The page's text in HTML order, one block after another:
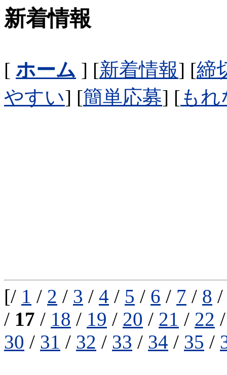
新着情報
[ ホーム ] [新着情報] [締
やすい] [簡単応募] [も
[/ 1 / 2 / 3 / 4 / 5 / 6 / 7 / 8
/ 17 / 18 / 19 / 20 / 21 / 22
30 / 31 / 32 / 33 / 34 / 35 /